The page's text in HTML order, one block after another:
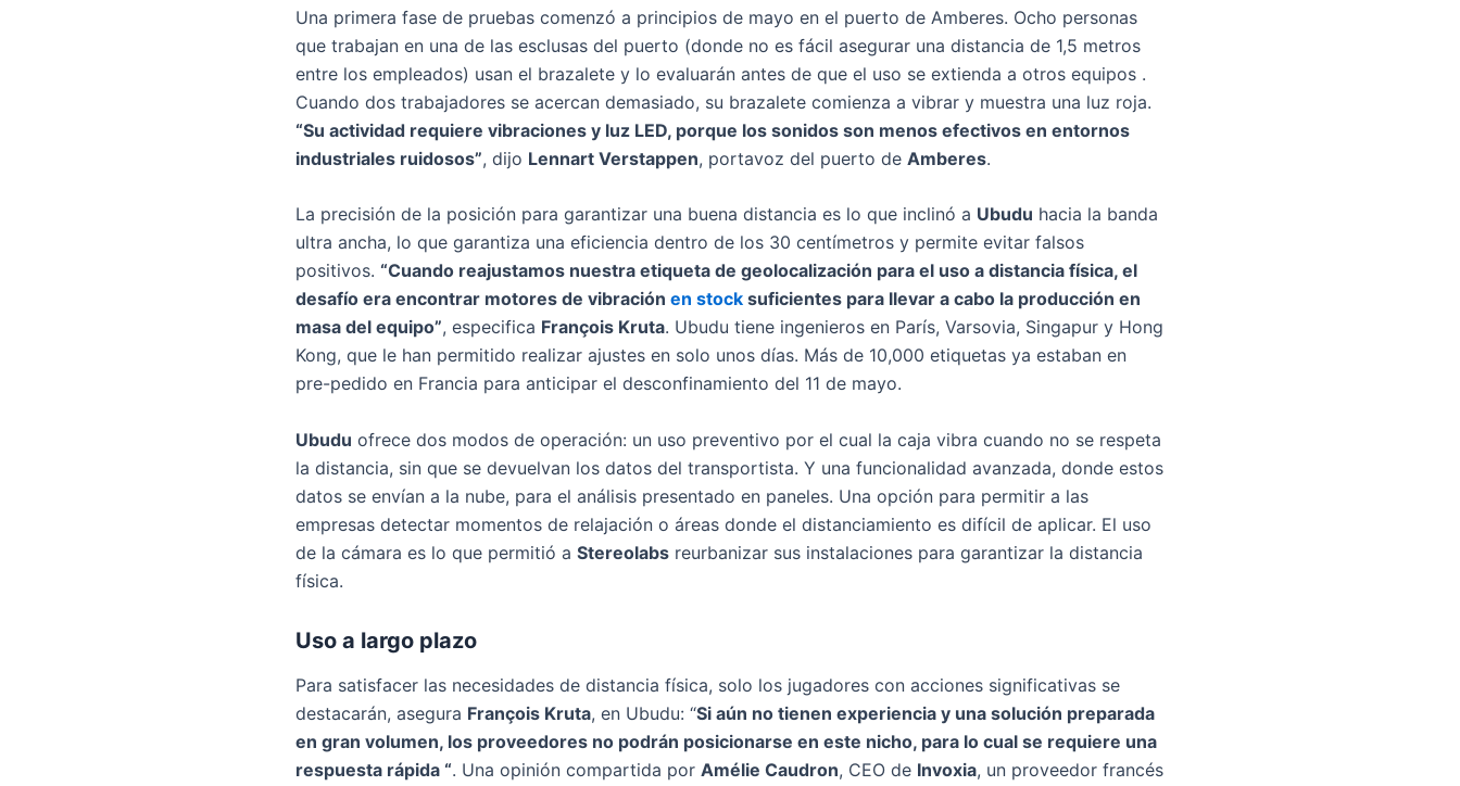
Una primera fase de pruebas comenzó a principios de mayo en el puerto de Amberes. Ocho personas
que trabajan en una de las esclusas del puerto (donde no es fácil asegurar una distancia de 1,5 metros
entre los empleados) usan el brazalete y lo evaluarán antes de que el uso se extienda a otros equipos .
Cuando dos trabajadores se acercan demasiado, su brazalete comienza a vibrar y muestra una luz roja.
“Su actividad requiere vibraciones y luz LED, porque los sonidos son menos efectivos en entornos
industriales ruidosos”, dijo Lennart Verstappen, portavoz del puerto de Amberes.
La precisión de la posición para garantizar una buena distancia es lo que inclinó a Ubudu hacia la banda
ultra ancha, lo que garantiza una eficiencia dentro de los 30 centímetros y permite evitar falsos
positivos. “Cuando reajustamos nuestra etiqueta de geolocalización para el uso a distancia física, el
desafío era encontrar motores de vibración en stock suficientes para llevar a cabo la producción en
masa del equipo”, especifica François Kruta. Ubudu tiene ingenieros en París, Varsovia, Singapur y Hong
Kong, que le han permitido realizar ajustes en solo unos días. Más de 10,000 etiquetas ya estaban en
pre-pedido en Francia para anticipar el desconfinamiento del 11 de mayo.
Ubudu ofrece dos modos de operación: un uso preventivo por el cual la caja vibra cuando no se respeta
la distancia, sin que se devuelvan los datos del transportista. Y una funcionalidad avanzada, donde estos
datos se envían a la nube, para el análisis presentado en paneles. Una opción para permitir a las
empresas detectar momentos de relajación o áreas donde el distanciamiento es difícil de aplicar. El uso
de la cámara es lo que permitió a Stereolabs reurbanizar sus instalaciones para garantizar la distancia
física.
Uso a largo plazo
Para satisfacer las necesidades de distancia física, solo los jugadores con acciones significativas se
destacarán, asegura François Kruta, en Ubudu: “Si aún no tienen experiencia y una solución preparada
en gran volumen, los proveedores no podrán posicionarse en este nicho, para lo cual se requiere una
respuesta rápida “. Una opinión compartida por Amélie Caudron, CEO de Invoxia, un proveedor francés